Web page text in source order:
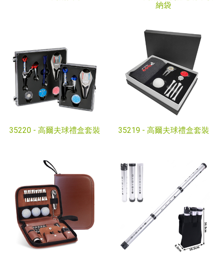
納袋
35220 - 高爾夫球禮盒套裝 35219 - 高爾夫球禮盒套裝